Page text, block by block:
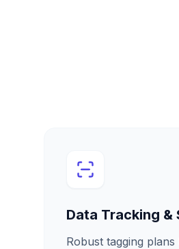
Data Tracking &
Robust tagging